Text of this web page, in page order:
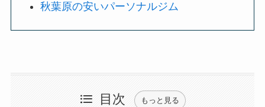
秋葉原の安いパーソナルジム
目次 もっと見る